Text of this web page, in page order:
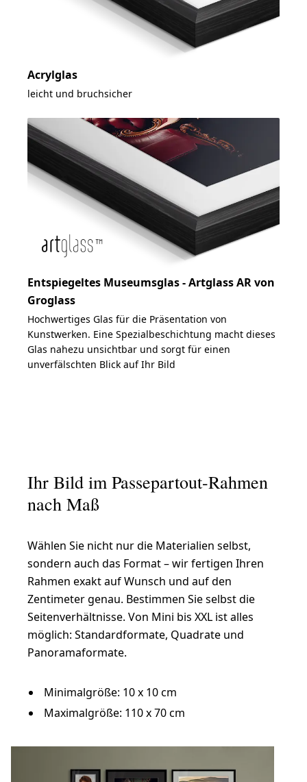
Acrylglas
leicht und bruchsicher
Entspiegeltes Museumsglas - Artglass AR von
Groglass
Hochwertiges Glas für die Präsentation von
Kunstwerken. Eine Spezialbeschichtung macht dieses
Glas nahezu unsichtbar und sorgt für einen
unverfälschten Blick auf Ihr Bild
Ihr Bild im Passepartout-Rahmen
nach Maß
Wählen Sie nicht nur die Materialien selbst,
sondern auch das Format – wir fertigen Ihren
Rahmen exakt auf Wunsch und auf den
Zentimeter genau. Bestimmen Sie selbst die
Seitenverhältnisse. Von Mini bis XXL ist alles
möglich: Standardformate, Quadrate und
Panoramaformate.
Minimalgröße: 10 x 10 cm
Maximalgröße: 110 x 70 cm